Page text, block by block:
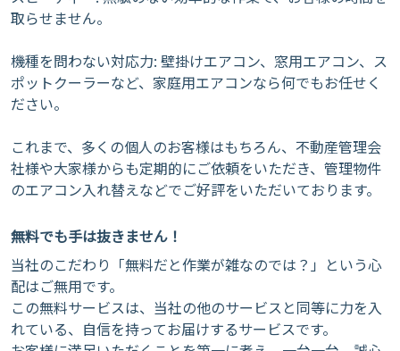
取らせません。
​機種を問わない対応力: 壁掛けエアコン、窓用エアコン、ス
ポットクーラーなど、家庭用エアコンなら何でもお任せく
ださい。
​これまで、多くの個人のお客様はもちろん、不動産管理会
社様や大家様からも定期的にご依頼をいただき、管理物件
のエアコン入れ替えなどでご好評をいただいております。
無料でも手は抜きません！
当社のこだわり「無料だと作業が雑なのでは？」という心
配はご無用です。
この無料サービスは、当社の他のサービスと同等に力を入
れている、自信を持ってお届けするサービスです。